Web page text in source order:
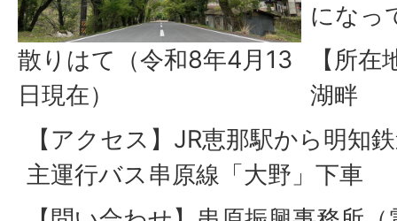
散りはて（令和8年4月13
日現在）
になっ
【所
湖畔
【アクセス】JR恵那駅から明知
主運行バス串原線「大野」下車